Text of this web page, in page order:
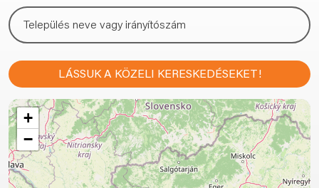
LÁSSUK A KÖZELI KERESKEDÉSEKET!
+
−